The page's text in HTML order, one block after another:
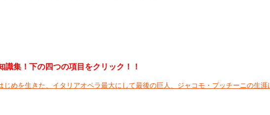
集！下の四つの項目をクリック！！
めを生きた、イタリアオペラ最大にして最後の巨人、ジャコモ・プッチーニの生涯